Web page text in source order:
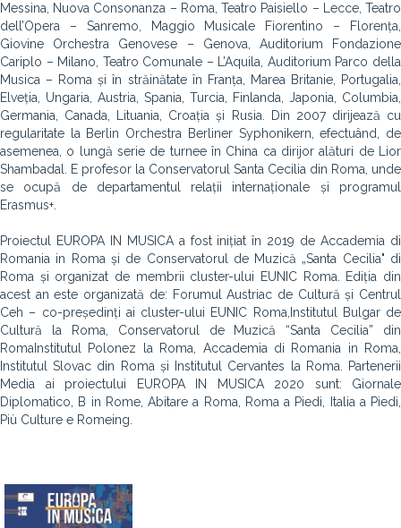
Messina, Nuova Consonanza – Roma, Teatro Paisiello – Lecce, Teatro
dell’Opera – Sanremo, Maggio Musicale Fiorentino – Florența,
Giovine Orchestra Genovese – Genova, Auditorium Fondazione
Cariplo – Milano, Teatro Comunale – L’Aquila, Auditorium Parco della
Musica – Roma și în străinătate în Franța, Marea Britanie, Portugalia,
Elveția, Ungaria, Austria, Spania, Turcia, Finlanda, Japonia, Columbia,
Germania, Canada, Lituania, Croația și Rusia. Din 2007 dirijează cu
regularitate la Berlin Orchestra Berliner Syphonikern, efectuând, de
asemenea, o lungă serie de turnee în China ca dirijor alături de Lior
Shambadal. E profesor la Conservatorul Santa Cecilia din Roma, unde
se ocupă de departamentul relații internaționale și programul
Erasmus+.
Proiectul EUROPA IN MUSICA a fost inițiat în 2019 de Accademia di
Romania in Roma și de Conservatorul de Muzică „Santa Cecilia" di
Roma și organizat de membrii cluster-ului EUNIC Roma. Ediția din
acest an este organizată de: Forumul Austriac de Cultură și Centrul
Ceh – co-președinți ai cluster-ului EUNIC Roma,Institutul Bulgar de
Cultură la Roma, Conservatorul de Muzică “Santa Cecilia” din
RomaInstitutul Polonez la Roma, Accademia di Romania in Roma,
Institutul Slovac din Roma și Institutul Cervantes la Roma. Partenerii
Media ai proiectului EUROPA IN MUSICA 2020 sunt: Giornale
Diplomatico, B in Rome, Abitare a Roma, Roma a Piedi, Italia a Piedi,
Più Culture e Romeing.